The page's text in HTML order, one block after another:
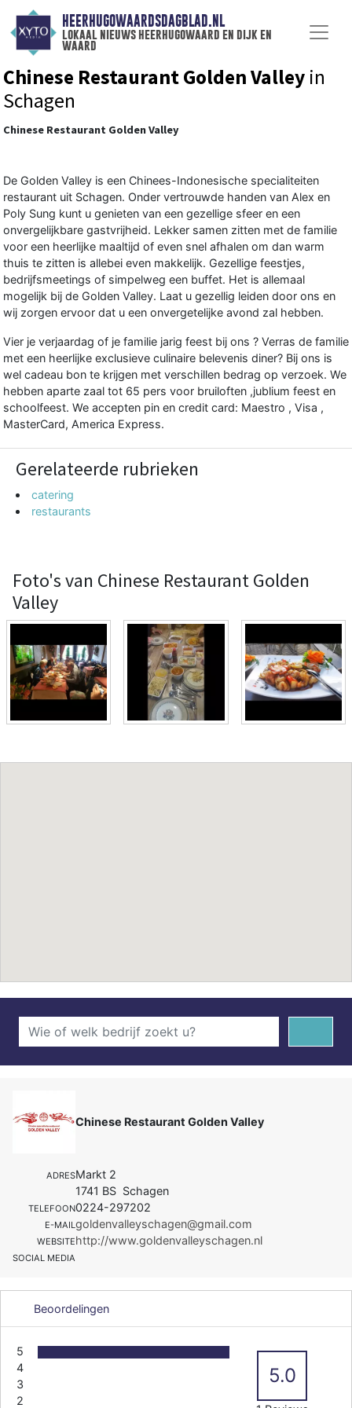
HEERHUGOWAARDSDAGBLAD.NL
lokaal nieuws heerhugowaard en dijk en
waard
Chinese Restaurant Golden Valley in
Schagen
Chinese Restaurant Golden Valley
De Golden Valley is een Chinees-Indonesische specialiteiten
restaurant uit Schagen. Onder vertrouwde handen van Alex en
Poly Sung kunt u genieten van een gezellige sfeer en een
onvergelijkbare gastvrijheid. Lekker samen zitten met de familie
voor een heerlijke maaltijd of even snel afhalen om dan warm
thuis te zitten is allebei even makkelijk. Gezellige feestjes,
bedrijfsmeetings of simpelweg een buffet. Het is allemaal
mogelijk bij de Golden Valley. Laat u gezellig leiden door ons en
wij zorgen ervoor dat u een onvergetelijke avond zal hebben.
Vier je verjaardag of je familie jarig feest bij ons ? Verras de familie
met een heerlijke exclusieve culinaire belevenis diner? Bij ons is
wel cadeau bon te krijgen met verschillen bedrag op verzoek. We
hebben aparte zaal tot 65 pers voor bruiloften ,jublium feest en
schoolfeest. We accepten pin en credit card: Maestro , Visa ,
MasterCard, America Express.
Gerelateerde rubrieken
catering
restaurants
Foto's van Chinese Restaurant Golden
Valley
Chinese Restaurant Golden Valley
ADRESMarkt 2
1741 BS Schagen
TELEFOON0224-297202
E-MAILgoldenvalleyschagen@gmail.com
WEBSITEhttp://www.goldenvalleyschagen.nl
SOCIAL MEDIA
Beoordelingen
5
4
3
2
5.0